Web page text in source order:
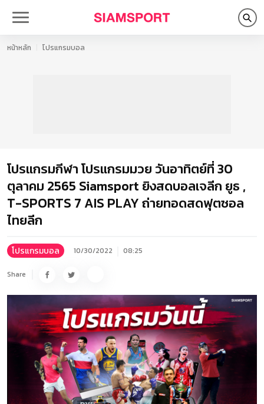
หน้าหลัก โปรแกรมบอล
โปรแกรมกีฬา โปรแกรมมวย วันอาทิตย์ที่ 30
ตุลาคม 2565 Siamsport ยิงสดบอลเจลีก ยูธ ,
T-SPORTS 7 AIS PLAY ถ่ายทอดสดฟุตซอล
ไทยลีก
โปรแกรมบอล 10/30/2022 08:25
Share